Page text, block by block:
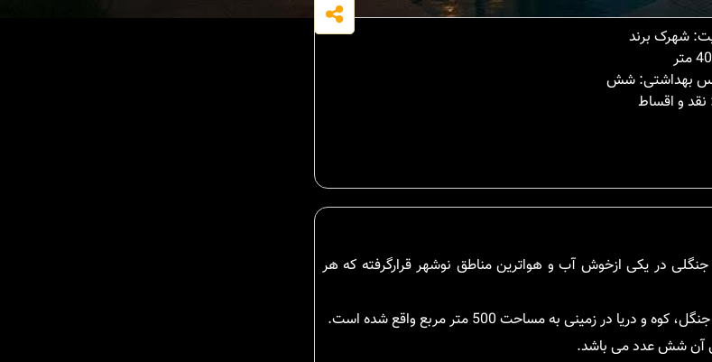
شهرک برند
بهداشتی: شش
و اقساط
در یکی ازخوش آب و هواترین مناطق نوشهر قرارگرفته که هر
آن شش عدد می باشد.